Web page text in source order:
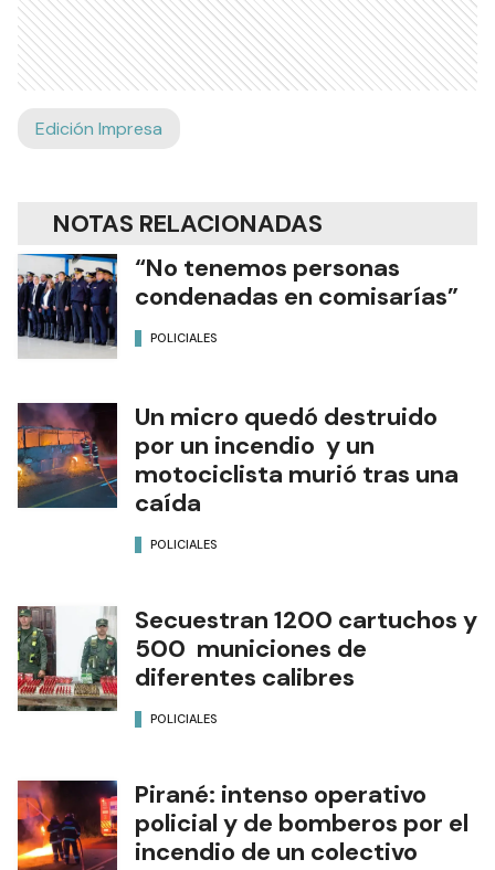
Edición Impresa
NOTAS RELACIONADAS
“No tenemos personas
condenadas en comisarías”
POLICIALES
Un micro quedó destruido
por un incendio y un
motociclista murió tras una
caída
POLICIALES
Secuestran 1200 cartuchos y
500 municiones de
diferentes calibres
POLICIALES
Pirané: intenso operativo
policial y de bomberos por el
incendio de un colectivo